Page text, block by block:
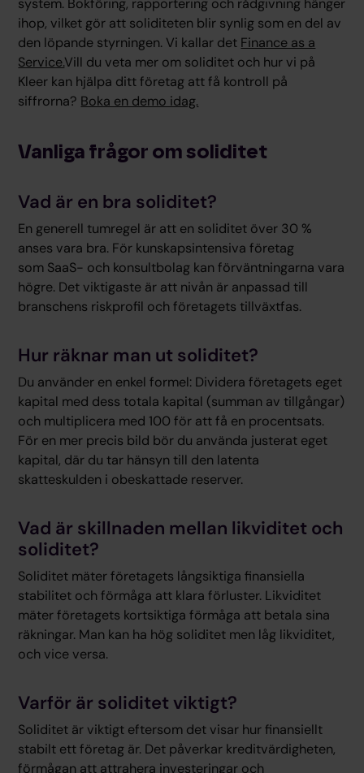
system. Bokföring, rapportering och rådgivning hänger
ihop, vilket gör att soliditeten blir synlig som en del av
den löpande styrningen. Vi kallar det Finance as a
Service.Vill du veta mer om soliditet och hur vi på
Kleer kan hjälpa ditt företag att få kontroll på
siffrorna? Boka en demo idag.
Vanliga frågor om soliditet
Vad är en bra soliditet?
En generell tumregel är att en soliditet över 30 %
anses vara bra. För kunskapsintensiva företag
som SaaS- och konsultbolag kan förväntningarna vara
högre. Det viktigaste är att nivån är anpassad till
branschens riskprofil och företagets tillväxtfas.
Hur räknar man ut soliditet?
Du använder en enkel formel: Dividera företagets eget
kapital med dess totala kapital (summan av tillgångar)
och multiplicera med 100 för att få en procentsats.
För en mer precis bild bör du använda justerat eget
kapital, där du tar hänsyn till den latenta
skatteskulden i obeskattade reserver.
Vad är skillnaden mellan likviditet och
soliditet?
Soliditet mäter företagets långsiktiga finansiella
stabilitet och förmåga att klara förluster. Likviditet
mäter företagets kortsiktiga förmåga att betala sina
räkningar. Man kan ha hög soliditet men låg likviditet,
och vice versa.
Varför är soliditet viktigt?
Soliditet är viktigt eftersom det visar hur finansiellt
stabilt ett företag är. Det påverkar kreditvärdigheten,
förmågan att attrahera investeringar och